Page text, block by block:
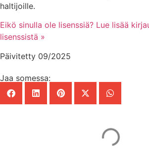
haltijoille.
Eikö sinulla ole lisenssiä? Lue lisää
lisenssistä »
Päivitetty 09/2025
Jaa somessa: